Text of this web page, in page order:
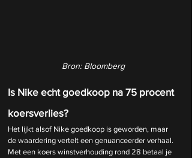
Bron: Bloomberg
Is Nike echt goedkoop na 75 procent
koersverlies?
Het lijkt alsof Nike goedkoop is geworden, maar
de waardering vertelt een genuanceerder verhaal.
Met een koers winstverhouding rond 28 betaal je